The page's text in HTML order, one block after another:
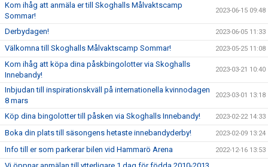
Kom ihåg att anmäla er till Skoghalls Målvaktscamp
Sommar!
2023-06-15 09:48
Derbydagen! 2023-06-05 11:33
Välkomna till Skoghalls Målvaktscamp Sommar! 2023-05-25 11:08
Kom ihåg att köpa dina påskbingolotter via Skoghalls
Innebandy!
2023-03-21 10:40
Inbjudan till inspirationskväll på internationella kvinnodagen
8 mars
2023-03-01 13:18
Köp dina bingolotter till påsken via Skoghalls Innebandy! 2023-02-22 14:33
Boka din plats till säsongens hetaste innebandyderby! 2023-02-09 13:24
Info till er som parkerar bilen vid Hammarö Arena 2022-12-16 13:53